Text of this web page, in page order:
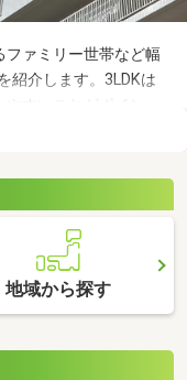
ファミリー世帯など幅
紹介します。3LDKは
すいことがポイン
にあわせて使い方を
地域から探す